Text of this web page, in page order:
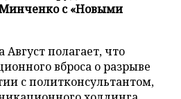
с «Новыми
полагает, что
вброса о разрыве
с политконсультантом,